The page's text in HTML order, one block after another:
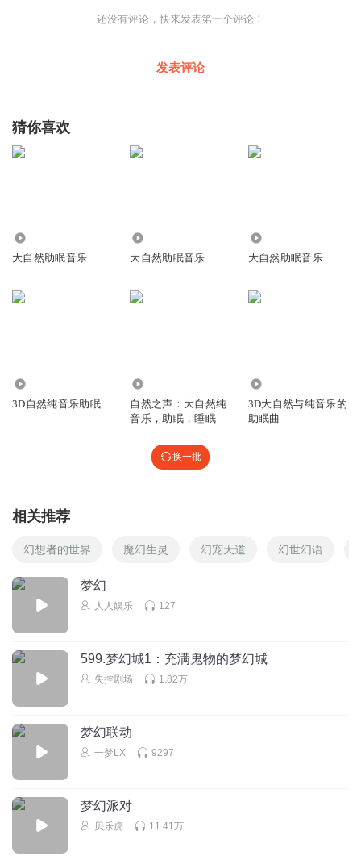
还没有评论，快来发表第一个评论！
发表评论
猜你喜欢
大自然助眠音乐 大自然助眠音乐 大自然助眠音乐
3D自然纯音乐助眠
自然之声：大自然纯
音乐，助眠，睡眠
3D大自然与纯音乐的
助眠曲
换一批
相关推荐
幻想者的世界 魔幻生灵 幻宠天道 幻世幻语
梦幻
人人娱乐 127
599.梦幻城1：充满鬼物的梦幻城
失控剧场 1.82万
梦幻联动
一梦LX 9297
梦幻派对
贝乐虎 11.41万